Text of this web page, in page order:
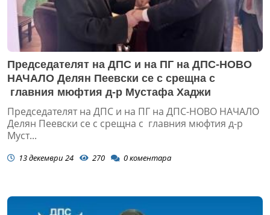
Председателят на ДПС и на ПГ на ДПС-НОВО
НАЧАЛО Делян Пеевски се с срещна с
главния мюфтия д-р Мустафа Хаджи
Председателят на ДПС и на ПГ на ДПС-НОВО НАЧАЛО
Делян Пеевски се с срещна с главния мюфтия д-р
Муст...
13 декември 24 270 0коментара